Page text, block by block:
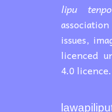
lipu tenpo
issues,
licenced
4.0 licence.